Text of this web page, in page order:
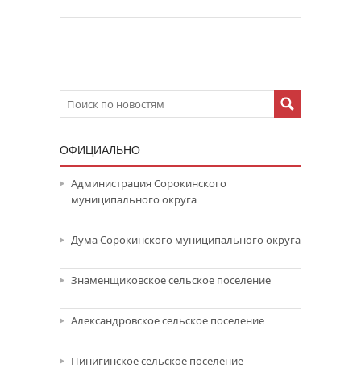
ОФИЦИАЛЬНО
Администрация Сорокинского
муниципального округа
Дума Сорокинского муниципального округа
Знаменщиковское сельское поселение
Александровское сельское поселение
Пинигинское сельское поселение